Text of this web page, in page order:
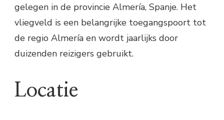
gelegen in de provincie Almería, Spanje. Het
vliegveld is een belangrijke toegangspoort tot
de regio Almería en wordt jaarlijks door
duizenden reizigers gebruikt.
Locatie